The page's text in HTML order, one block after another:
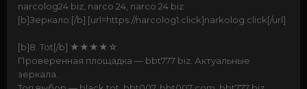
narcolog24 biz, narco 24, narco 24 biz
[b]Зеркало:[/b] [url=https://narcolog1.click]narkolog.click[/url]
[b]8. Tot[/b] ★★★★☆
Проверенная площадка — bbt777 biz. Актуальные
зеркала.